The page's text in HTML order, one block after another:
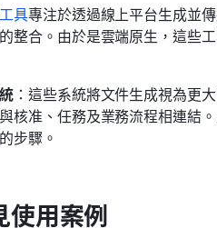
具專注於透過線上平台生成並
整合。由於是雲端原生，這些
：這些系統將文件生成視為更
核准、任務及業務流程相連結
步驟。
使用案例